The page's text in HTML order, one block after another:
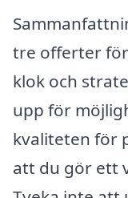
tre offerter
klok och
upp för
kvaliteten för
att du gör ett